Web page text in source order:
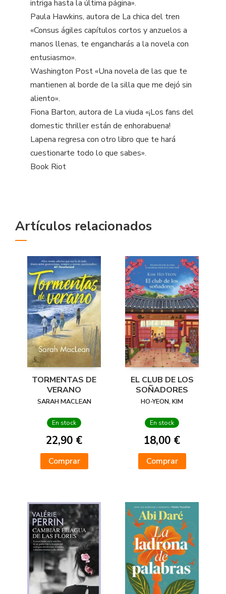
intriga hasta la última página».
Paula Hawkins, autora de La chica del tren
«Consus ágiles capítulos cortos y anzuelos a
manos llenas, te engancharás a la novela con
entusiasmo».
Washington Post «Una novela de las que te
mantienen al borde de la silla que me dejó sin
aliento».
Fiona Barton, autora de La viuda «¡Los fans del
domestic thriller están de enhorabuena!
Lapena regresa con otro libro que te hará
cuestionarte todo lo que sabes».
Book Riot
Artículos relacionados
TORMENTAS DE
VERANO
SARAH MACLEAN
En stock
22,90 €
Comprar
EL CLUB DE LOS
SOÑADORES
HO-YEON, KIM
En stock
18,00 €
Comprar